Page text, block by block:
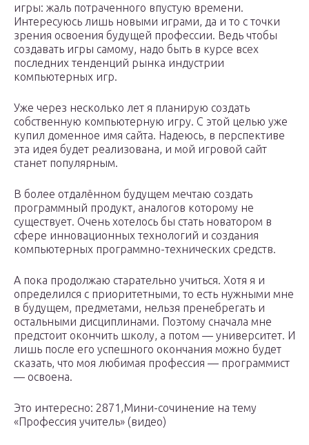
игры: жаль потраченного впустую времени.
Интересуюсь лишь новыми играми, да и то с точки
зрения освоения будущей профессии. Ведь чтобы
создавать игры самому, надо быть в курсе всех
последних тенденций рынка индустрии
компьютерных игр.
Уже через несколько лет я планирую создать
собственную компьютерную игру. С этой целью уже
купил доменное имя сайта. Надеюсь, в перспективе
эта идея будет реализована, и мой игровой сайт
станет популярным.
В более отдалённом будущем мечтаю создать
программный продукт, аналогов которому не
существует. Очень хотелось бы стать новатором в
сфере инновационных технологий и создания
компьютерных программно-технических средств.
А пока продолжаю старательно учиться. Хотя я и
определился с приоритетными, то есть нужными мне
в будущем, предметами, нельзя пренебрегать и
остальными дисциплинами. Поэтому сначала мне
предстоит окончить школу, а потом — университет. И
лишь после его успешного окончания можно будет
сказать, что моя любимая профессия — программист
— освоена.
Это интересно: 2871,Мини-сочинение на тему
«Профессия учитель» (видео)